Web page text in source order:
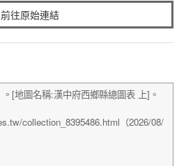
前往原始連結